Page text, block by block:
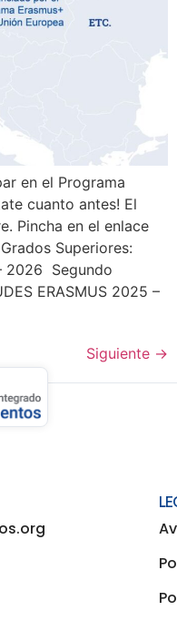
en el Programa
cuanto antes! El
Pincha en el enlace
Superiores:
2026 Segundo
ERASMUS 2025 –
Siguiente →